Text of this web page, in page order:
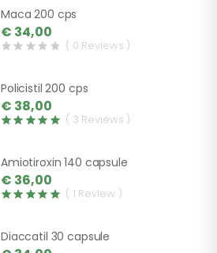
Maca 200 cps
€ 34,00
( 0 Reviews )
Policistil 200 cps
€ 38,00
( 3 Reviews )
Amiotiroxin 140 capsule
€ 36,00
( 1 Review )
Diaccatil 30 capsule